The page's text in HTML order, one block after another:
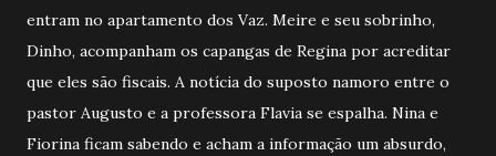
entram no apartamento dos Vaz. Meire e seu sobrinho,
Dinho, acompanham os capangas de Regina por acreditar
que eles são fiscais. A notícia do suposto namoro entre o
pastor Augusto e a professora Flavia se espalha. Nina e
Fiorina ficam sabendo e acham a informação um absurdo,